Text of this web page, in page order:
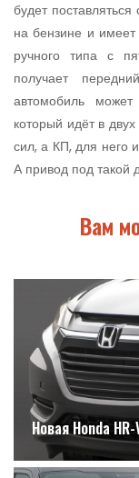
будет
на бензине и
ручного типа с
получает
автомобиль
который идёт в
сил, а КП, для него
А привод под такой
Вам
Новая Honda